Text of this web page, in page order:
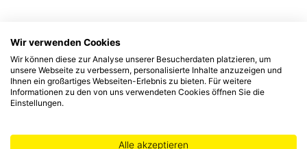
Wir verwenden Cookies
Wir können diese zur Analyse unserer Besucherdaten platzieren, um
unsere Webseite zu verbessern, personalisierte Inhalte anzuzeigen und
Ihnen ein großartiges Webseiten-Erlebnis zu bieten. Für weitere
Informationen zu den von uns verwendeten Cookies öffnen Sie die
Einstellungen.
Alle akzeptieren